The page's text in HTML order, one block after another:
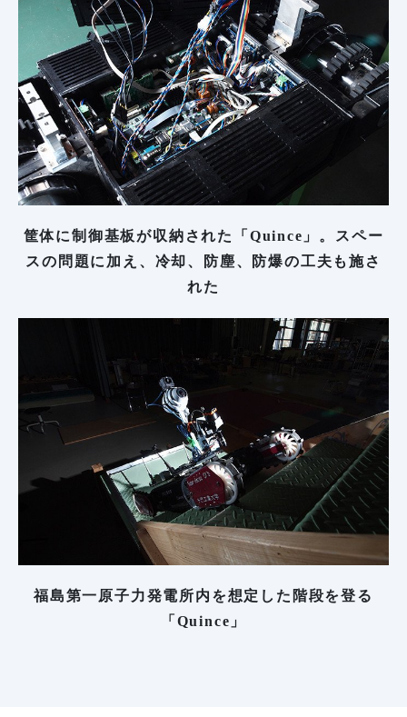
筐体に制御基板が収納された「Quince」。スペー
スの問題に加え、冷却、防塵、防爆の工夫も施さ
れた
福島第一原子力発電所内を想定した階段を登る
「Quince」